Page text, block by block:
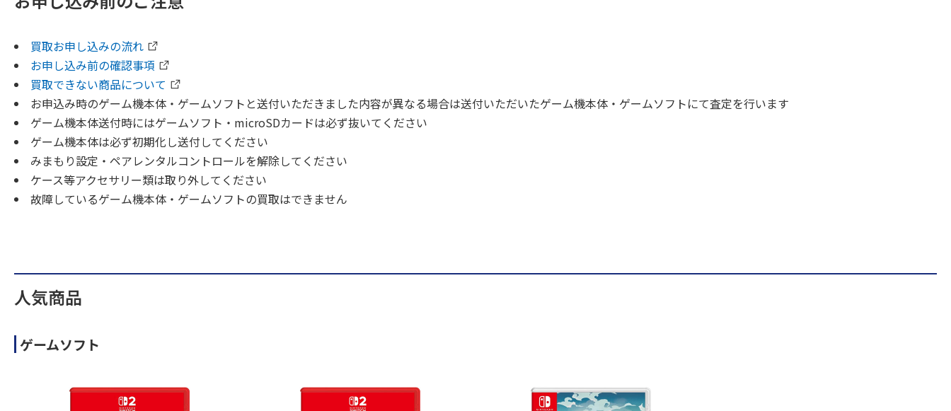
買取お申し込みの流れ
お申し込み前の確認事項
買取できない商品について
お申込み時のゲーム機本体・ゲームソフトと送付いただきました内容が異なる場合は送付いただいたゲーム機本体・ゲームソフトにて査定を行います
ゲーム機本体送付時にはゲームソフト・microSDカードは必ず抜いてください
ゲーム機本体は必ず初期化し送付してください
みまもり設定・ペアレンタルコントロールを解除してください
ケース等アクセサリー類は取り外してください
故障しているゲーム機本体・ゲームソフトの買取はできません
人気商品
ゲームソフト